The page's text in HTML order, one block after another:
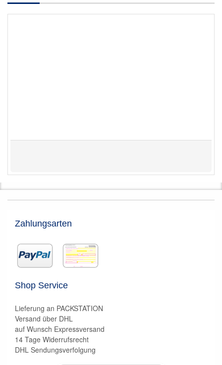
Zahlungsarten
Shop Service
Lieferung an PACKSTATION
Versand über DHL
auf Wunsch Expressversand
14 Tage Widerrufsrecht
DHL Sendungsverfolgung